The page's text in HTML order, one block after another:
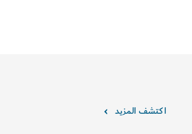
اكتشف المزيد